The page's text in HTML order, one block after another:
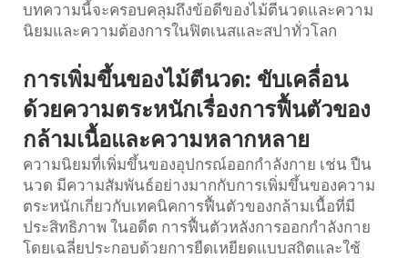
บทความนี้จะครอบคลุมถึงข้อดีของไม้ตีนวดและความ
นิยมและความต้องการในฟิตเนสและสปาทั่วโลก
การเพิ่มขึ้นของไม้ตีนวด: ขับเคลื่อน
ด้วยความตระหนักเรื่องการฟื้นตัวของ
กล้ามเนื้อและความหลากหลาย
ความนิยมที่เพิ่มขึ้นของอุปกรณ์ออกกำลังกาย เช่น ปืน
นวด มีความสัมพันธ์อย่างมากกับการเพิ่มขึ้นของความ
ตระหนักเกี่ยวกับเทคนิคการฟื้นตัวของกล้ามเนื้อที่มี
ประสิทธิภาพ ในอดีต การฟื้นตัวหลังการออกกำลังกาย
โดยเฉลี่ยประกอบด้วยการยืดเหยียดแบบสถิตและใช้